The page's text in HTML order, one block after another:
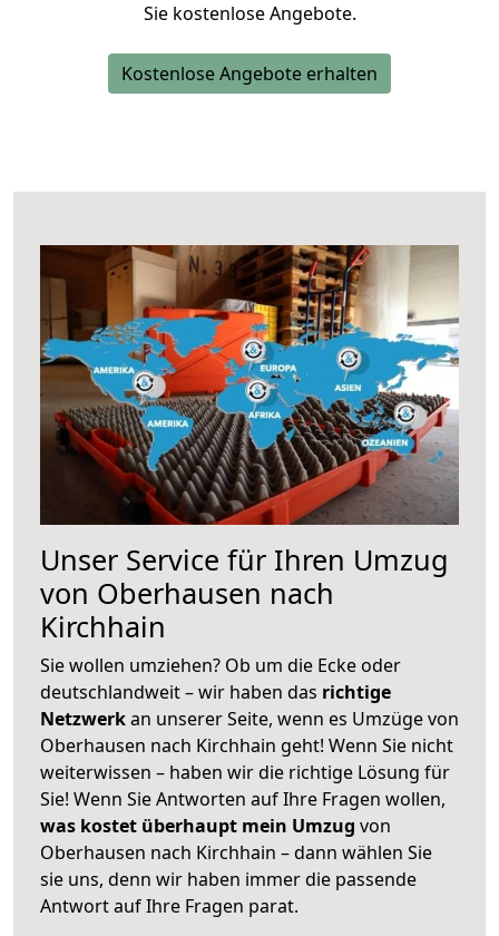
Sie kostenlose Angebote.
Kostenlose Angebote erhalten
Unser Service für Ihren Umzug
von Oberhausen nach
Kirchhain
Sie wollen umziehen? Ob um die Ecke oder
deutschlandweit – wir haben das richtige
Netzwerkan unserer Seite, wenn es Umzüge von
Oberhausen nach Kirchhain geht! Wenn Sie nicht
weiterwissen – haben wir die richtige Lösung für
Sie! Wenn Sie Antworten auf Ihre Fragen wollen,
was kostet überhaupt mein Umzug von
Oberhausen nach Kirchhain – dann wählen Sie
sie uns, denn wir haben immer die passende
Antwort auf Ihre Fragen parat.